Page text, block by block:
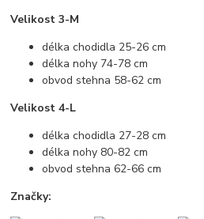
Velikost 3-M
délka chodidla 25-26 cm
délka nohy 74-78 cm
obvod stehna 58-62 cm
Velikost 4-L
délka chodidla 27-28 cm
délka nohy 80-82 cm
obvod stehna 62-66 cm
Značky: